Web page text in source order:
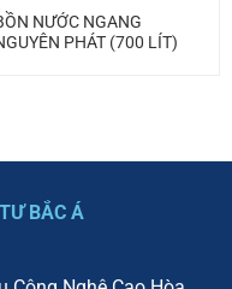
NƯỚC NGANG
PHÁT (700 LÍT)
BẮC Á